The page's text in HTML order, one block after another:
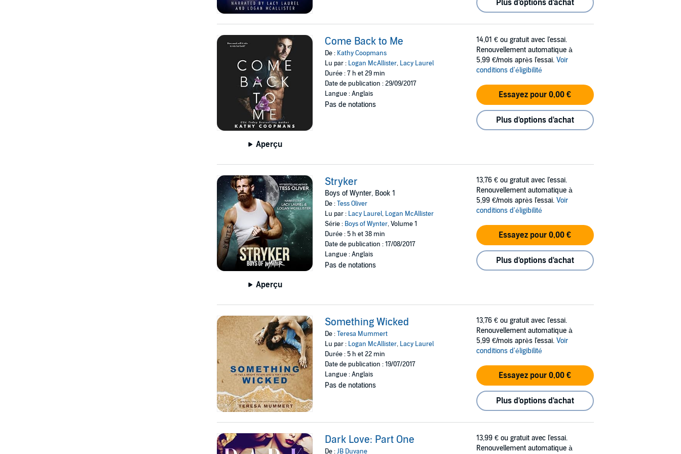
Plus d'options d'achat
Aperçu
Come Back to Me
De : Kathy Coopmans
Lu par : Logan McAllister, Lacy Laurel
Durée : 7 h et 29 min
Date de publication : 29/09/2017
Langue : Anglais
Pas de notations
14,01 € ou gratuit avec l'essai.
Renouvellement automatique à
5,99 €/mois après l'essai. Voir
conditions d'éligibilité
Essayez pour 0,00 €
Plus d'options d'achat
Aperçu
Stryker
Boys of Wynter, Book 1
De :Tess Oliver
Lu par : Lacy Laurel, Logan McAllister
Série : Boys of Wynter, Volume 1
Durée : 5 h et 38 min
Date de publication : 17/08/2017
Langue : Anglais
Pas de notations
13,76 € ou gratuit avec l'essai.
Renouvellement automatique à
5,99 €/mois après l'essai. Voir
conditions d'éligibilité
Essayez pour 0,00 €
Plus d'options d'achat
Something Wicked
De :Teresa Mummert
Lu par : Logan McAllister, Lacy Laurel
Durée : 5 h et 22 min
Date de publication : 19/07/2017
Langue : Anglais
Pas de notations
13,76 € ou gratuit avec l'essai.
Renouvellement automatique à
5,99 €/mois après l'essai. Voir
conditions d'éligibilité
Essayez pour 0,00 €
Plus d'options d'achat
Dark Love: Part One
De :JB Duvane
13,99 € ou gratuit avec l'essai.
Renouvellement automatique à